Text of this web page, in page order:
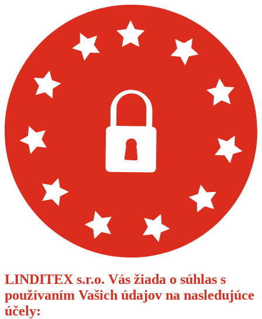
LINDITEX s.r.o. Vás žiada o súhlas s
používaním Vašich údajov na nasledujúce
účely: